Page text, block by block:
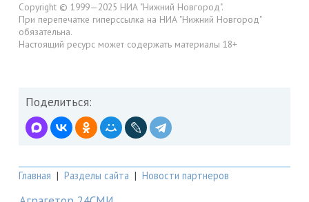
Copyright © 1999—2025 НИА "Нижний Новгород".
При перепечатке гиперссылка на НИА "Нижний Новгород"
обязательна.
Настоящий ресурс может содержать материалы 18+
Поделиться:
Главная | Разделы сайта | Новости партнеров